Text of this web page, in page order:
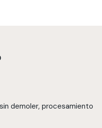
demoler, procesamiento